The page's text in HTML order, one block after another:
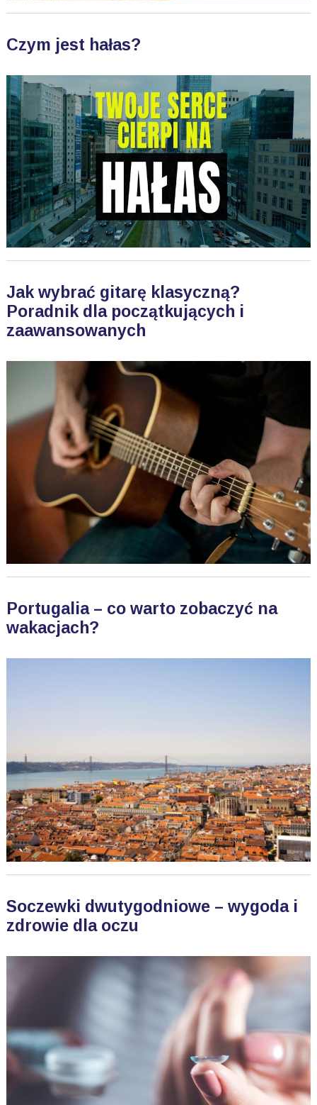
Czym jest hałas?
Jak wybrać gitarę klasyczną?
Poradnik dla początkujących i
zaawansowanych
Portugalia – co warto zobaczyć na
wakacjach?
Soczewki dwutygodniowe – wygoda i
zdrowie dla oczu